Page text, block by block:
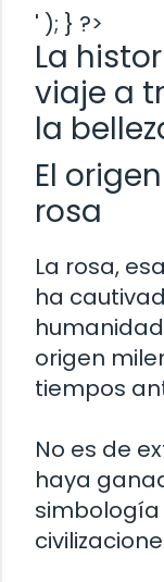
' ); } ?>
La
viaje a
la
El
rosa
La rosa,
ha
origen
tiempos
No es de
haya